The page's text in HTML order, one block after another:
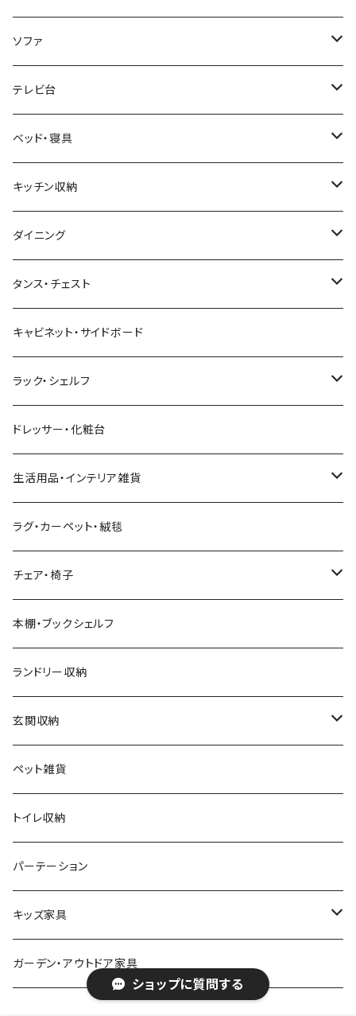
ショップに質問する
韓国インテリア
和風/和モダン
ミッドセンチュリー
西海岸風
カフェ風
ヴィンテージ
北欧風・ノルディック
インダストリアル
フレンチカントリー
アジアン
ボタニカル
モダン
カントリー
アンティーク
ヨーロピアン
モノトーン
ナチュラル
シンプル
スタイリッシュ
レトロ
学習机・勉強机
収納付きデスク
折りたたみデスク
サイズ
幅100cm以下
幅101～120cm
デスクワゴン
サイズ
幅100cm以下
幅101～120cm
ローテーブル・リビングテーブル
サイドテーブル・ナイトテーブル
カウンターテーブル
こたつ・こたつテーブル
こたつテーブル+布団掛敷セット
こたつテーブル+掛け布団
ネストテーブル
折りたたみテーブル
昇降式・リフティングテーブル
ソファ
サイズ
幅90cm以下
幅91～120cm
1人掛けソファ
2人掛けソファ
3人掛けソファ
4人掛け以上のソファ
ソファベッド
フロアソファ・ローソファ
リクライニングソファ
カウチソファ・コーナーソファ
オットマン
電動リクライニングソファ
テレビ台
サイズ
幅90cm以下
幅91～120cm
ロータイプテレビ台・ローボード
ミドルタイプテレビ台
コーナーテレビ台
ハイタイプテレビ台・壁面収納
伸縮テレビ台
テレビスタンド
ベッド・寝具
サイズ
セミシングルショート
シングルベッド
ベッドフレーム
マット付きベッド
収納付きベッド
ロフトベッド
ヘッドボード
マットレス
寝具
キッチン収納
食器棚
キッチンカウンター
キッチンワゴン
レンジ台
キッチンラック
キッチン雑貨
ダイニング
ダイニングテーブル
ダイニングテーブルセット
2人用ダイニングテーブルセット
4人用ダイニングテーブルセット
ダイニングチェア・ベンチ
ダイニングソファ
タンス・チェスト
サイドチェスト
ハイチェスト
キャビネット・サイドボード
ラック・シェルフ
オープンラック
突っ張り収納
カート
ディスプレイラック
ドレッサー・化粧台
生活用品・インテリア雑貨
ミラー・姿見
ハンガーラック・ポールハンガー
ダストボックス
ハンキングラック
プランター用品
クッション
その他
ラグ・カーペット・絨毯
チェア・椅子
スツール
カウンターチェア
デザイナーズチェア
ダイニングチェア
オフィスチェア
パーソナルチェア
フォールディングチェア
玄関・エントランスチェア
本棚・ブックシェルフ
ランドリー収納
玄関収納
シューズラック・シューズボックス
傘立て
その他
ペット雑貨
トイレ収納
パーテーション
キッズ家具
プレイマット
ガーデン・アウトドア家具